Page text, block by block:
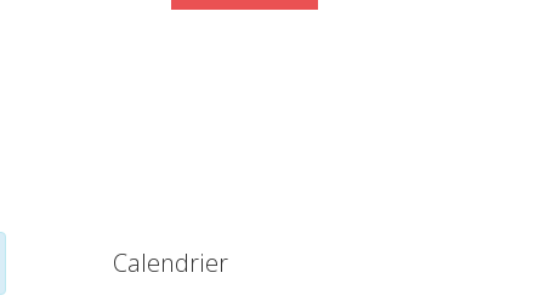
Calendrier